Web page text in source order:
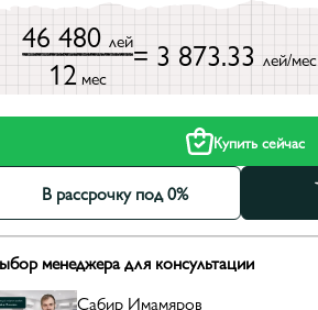
46 480 лей
12мес
= 3 873.33 лей/мес
Купить сейчас
В рассрочку под 0%
менеджера для консультации
Сабир Имамяров